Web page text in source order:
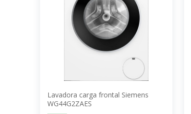
Lavadora carga frontal Siemens
WG44G2ZAES